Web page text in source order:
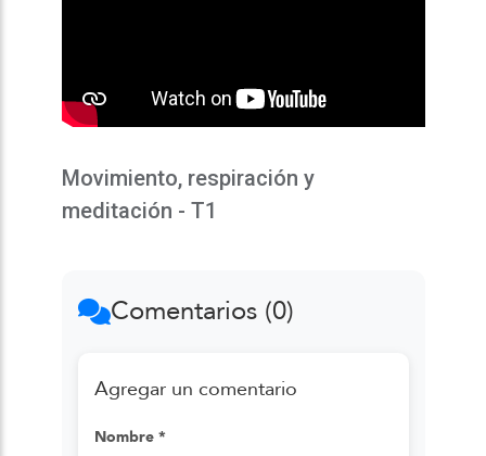
Movimiento, respiración y
meditación - T1
Comentarios (0)
Agregar un comentario
Nombre *